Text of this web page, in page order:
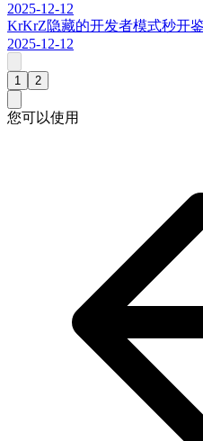
2025-12-12
KrKrZ隐藏的开发者模式秒开
2025-12-12
1 2
您可以使用